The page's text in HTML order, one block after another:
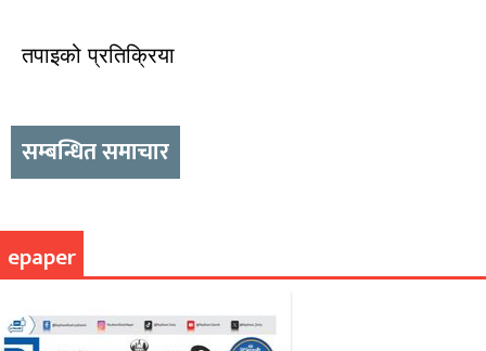
तपाइको प्रतिक्रिया
सम्बन्धित समाचार
epaper